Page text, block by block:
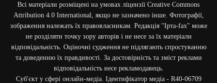
Всі матеріали розміщені на умовах ліцензії Creative Commons
Attribution 4.0 International, якщо не зазначено інше. Фотографії,
зображення належать їх правовласникам. Редакція "Ірта-fax" може
не розділяти точку зору авторів і не несе за їх матеріали
відповідальність. Оціночні судження не підлягають спростуванню
та доведенню їх правдивості. За достовірність та зміст реклами
відповідальність несе рекламодавець.
Cуб'єкт у сфері онлайн-медіа. Ідентифікатор медіа - R40-06709